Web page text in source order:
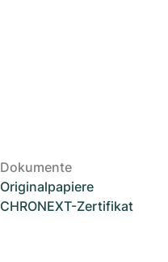
Dokumente
Originalpapiere
CHRONEXT-Zertifikat